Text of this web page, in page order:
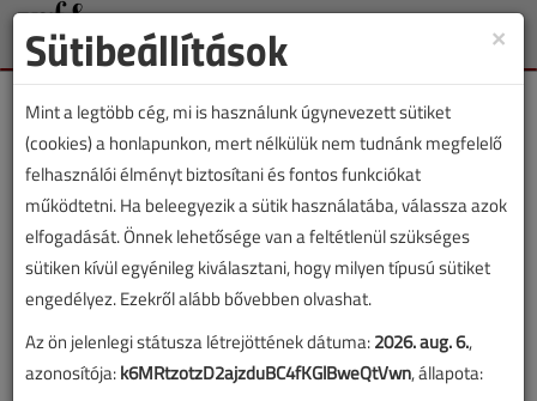
Toggle
VGF&HKL cikkvásárlás
Mi a megoldás a gyűjtőkéményekre? című
cikk vásárlása
×
Sütibeállítások
Mint a legtöbb cég, mi is használunk úgynevezett sütiket
(cookies) a honlapunkon, mert nélkülük nem tudnánk megfelelő
felhasználói élményt biztosítani és fontos funkciókat
működtetni. Ha beleegyezik a sütik használatába, válassza azok
elfogadását. Önnek lehetősége van a feltétlenül szükséges
sütiken kívül egyénileg kiválasztani, hogy milyen típusú sütiket
engedélyez. Ezekről alább bővebben olvashat.
Az ön jelenlegi státusza létrejöttének dátuma:2026. aug. 6.,
azonosítója:k6MRtzotzD2ajzduBC4fKGlBweQtVwn, állapota: